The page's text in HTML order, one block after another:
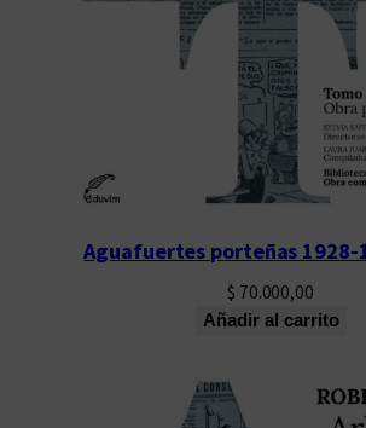
Aguafuertes porteñas 1928-
$ 70.000,00
Añadir al carrito